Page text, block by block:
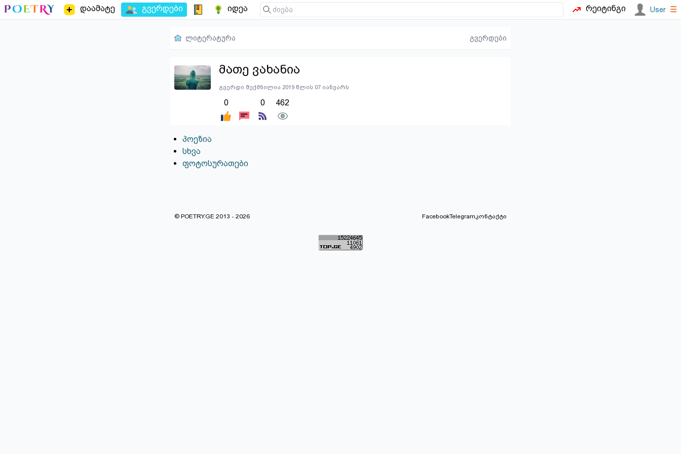
დაამატე გვერდები იდეა რეიტინგი User ☰
ლიტერატურა გვერდები
მათე ვახანია
გვერდი შექმნილია 2019 წლის 07 იანვარს
0 0 462
პოეზია
სხვა
ფოტოსურათები
© POETRY.GE 2013 - 2026 FacebookTelegramკონტაქტი